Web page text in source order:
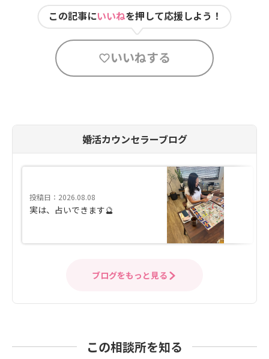
この記事にいいねを押して応援しよう！
いいねする
婚活カウンセラーブログ
投稿日：2026.08.08
実は、占いできます🔮
ブログをもっと見る
この相談所を知る